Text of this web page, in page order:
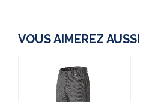
VOUS AIMEREZ AUSSI